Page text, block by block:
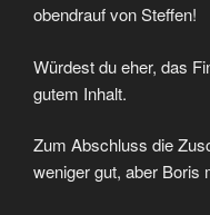
obendrauf von Steffen!
Würdest du eher, das
gutem Inhalt.
Zum Abschluss die
weniger gut, aber Boris